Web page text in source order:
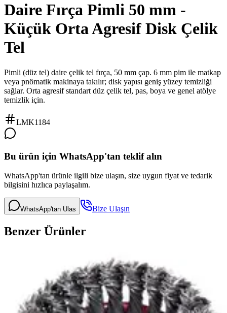
Daire Fırça Pimli 50 mm -
Küçük Orta Agresif Disk Çelik
Tel
Pimli (düz tel) daire çelik tel fırça, 50 mm çap. 6 mm pim ile matkap
veya pnömatik makinaya takılır; disk yapısı geniş yüzey temizliği
sağlar. Orta agresif standart düz çelik tel, pas, boya ve genel atölye
temizlik için.
LMK1184
Bu ürün için WhatsApp'tan teklif alın
WhatsApp'tan ürünle ilgili bize ulaşın, size uygun fiyat ve tedarik
bilgisini hızlıca paylaşalım.
WhatsApp'tan Ulas Bize Ulaşın
Benzer Ürünler